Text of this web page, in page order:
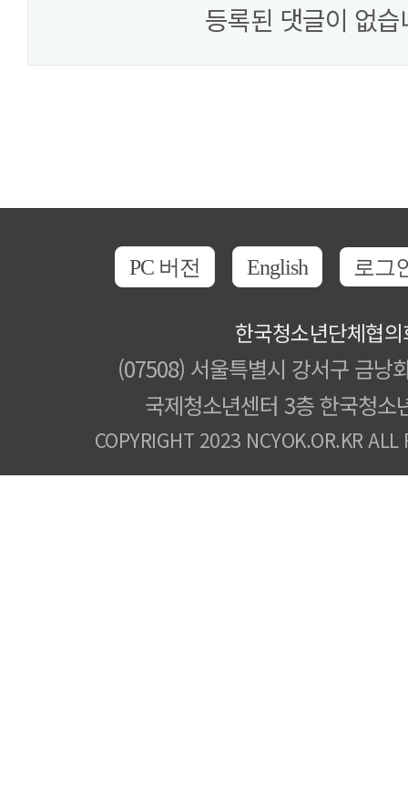
등록된 댓글이 없습
PC 버전 English 로그
한국청소년단체협
(07508) 서울특별시 강서구 금낭
국제청소년센터 3층 한국청소
COPYRIGHT 2023 NCYOK.OR.KR ALL